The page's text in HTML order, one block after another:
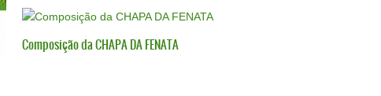
Composição da CHAPA DA FENATA